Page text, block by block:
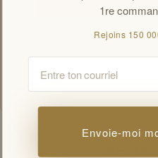
En t’inscrivant, tu acceptes de
Offres réservées aux membres par
1re
Rejoins 150
Envoie-moi